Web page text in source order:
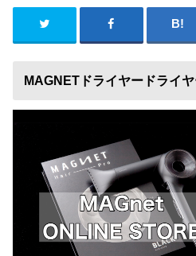
MAGNETドライヤードライ